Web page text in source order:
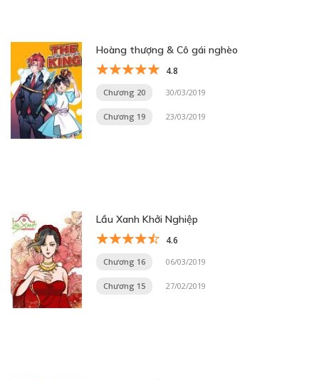
Hoàng thượng & Cô gái nghèo
4.8
Chương 20 30/03/2019
Chương 19 23/03/2019
Lầu Xanh Khởi Nghiệp
4.6
Chương 16 06/03/2019
Chương 15 27/02/2019